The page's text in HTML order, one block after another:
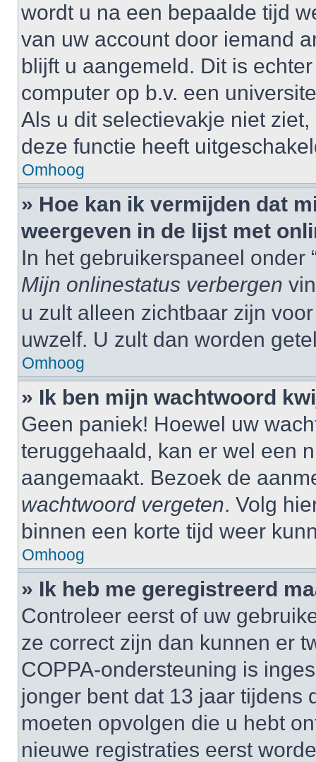
wordt u na een bepaalde tijd
van uw account door iemand
blijft u aangemeld. Dit is
computer op b.v. een
Als u dit selectievakje niet
deze functie heeft
Omhoog
» Hoe kan ik vermijden dat
weergeven in de lijst met
In het gebruikerspaneel onder
Mijn onlinestatus verbergen
u zult alleen zichtbaar zijn
uwzelf. U zult dan worden
Omhoog
» Ik ben mijn wachtwoord
Geen paniek! Hoewel uw
teruggehaald, kan er wel een
aangemaakt. Bezoek de
wachtwoord vergeten. Volg
binnen een korte tijd weer
Omhoog
» Ik heb me geregistreerd
Controleer eerst of uw
ze correct zijn dan kunnen er
COPPA-ondersteuning is
jonger bent dat 13 jaar tijdens
moeten opvolgen die u hebt
nieuwe registraties eerst